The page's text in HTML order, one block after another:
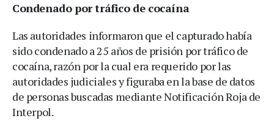
Condenado por tráfico de cocaína
Las autoridades informaron que el capturado había
sido condenado a 25 años de prisión por tráfico de
cocaína, razón por la cual era requerido por las
autoridades judiciales y figuraba en la base de datos
de personas buscadas mediante Notificación Roja de
Interpol.